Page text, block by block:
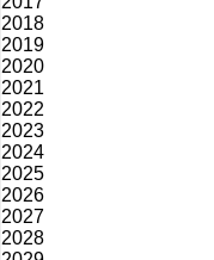
2018
2019
2020
2021
2022
2023
2024
2025
2026
2027
2028